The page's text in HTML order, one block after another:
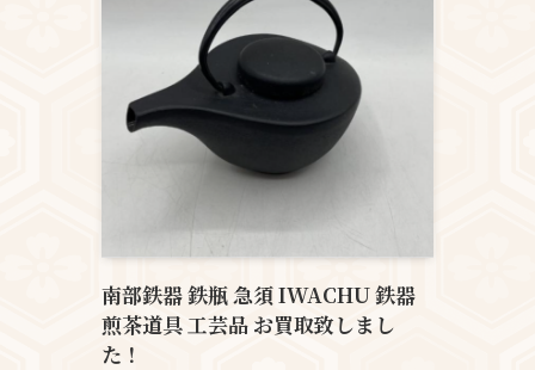
南部鉄器 鉄瓶 急須 IWACHU 鉄器
煎茶道具 工芸品 お買取致しまし
た！